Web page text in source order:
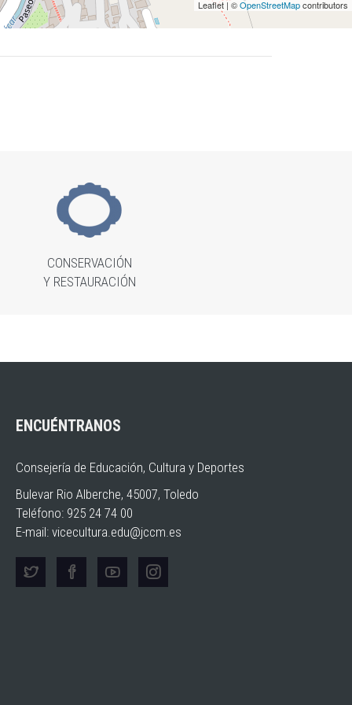
Leaflet | ©OpenStreetMapcontributors
CONSERVACIÓN
Y RESTAURACIÓN
ENCUÉNTRANOS
Consejería de Educación, Cultura y Deportes
Bulevar Rio Alberche, 45007, Toledo
Teléfono: 925 24 74 00
E-mail: vicecultura.edu@jccm.es